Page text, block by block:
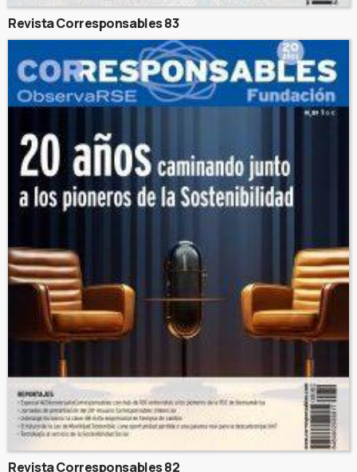
Revista Corresponsables 83
Revista Corresponsables 82